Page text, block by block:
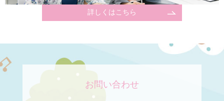
詳しくはこちら
お問い合わせ